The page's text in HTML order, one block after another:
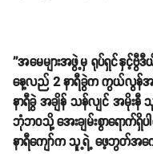
''အမေများအဖွဲ့မှ ရုပ်ရှင်နှင့်ဗွီ
နေ့လည် 2 နာရီခွဲက ကွယ်လွန်အနိ
နာရီခွဲ အချိန် သန်လျင် အမိုးနီ
ဘုံဘဝသို့ အေးချမ်းစွာရောက်ရှိ
နာရီကျော်က သူ့ရဲ့ ဖေ့ဘွတ်အကေ